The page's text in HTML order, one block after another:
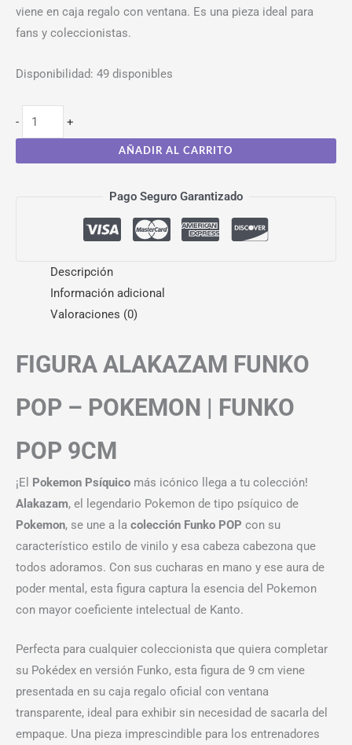
viene en caja regalo con ventana. Es una pieza ideal para
fans y coleccionistas.
Disponibilidad: 49 disponibles
- +
AÑADIR AL CARRITO
Pago Seguro Garantizado
Descripción
Información adicional
Valoraciones (0)
FIGURA ALAKAZAM FUNKO
POP – POKEMON | FUNKO
POP 9CM
¡El Pokemon Psíquico más icónico llega a tu colección!
Alakazam, el legendario Pokemon de tipo psíquico de
Pokemon, se une a la colección Funko POP con su
característico estilo de vinilo y esa cabeza cabezona que
todos adoramos. Con sus cucharas en mano y ese aura de
poder mental, esta figura captura la esencia del Pokemon
con mayor coeficiente intelectual de Kanto.
Perfecta para cualquier coleccionista que quiera completar
su Pokédex en versión Funko, esta figura de 9 cm viene
presentada en su caja regalo oficial con ventana
transparente, ideal para exhibir sin necesidad de sacarla del
empaque. Una pieza imprescindible para los entrenadores